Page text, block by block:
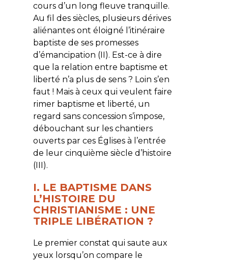
cours d’un long fleuve tranquille.
Au fil des siècles, plusieurs dérives
aliénantes ont éloigné l’itinéraire
baptiste de ses promesses
d’émancipation (II). Est-ce à dire
que la relation entre baptisme et
liberté n’a plus de sens ? Loin s’en
faut ! Mais à ceux qui veulent faire
rimer baptisme et liberté, un
regard sans concession s’impose,
débouchant sur les chantiers
ouverts par ces Églises à l’entrée
de leur cinquième siècle d’histoire
(III).
I. LE BAPTISME DANS
L’HISTOIRE DU
CHRISTIANISME : UNE
TRIPLE LIBÉRATION ?
Le premier constat qui saute aux
yeux lorsqu’on compare le